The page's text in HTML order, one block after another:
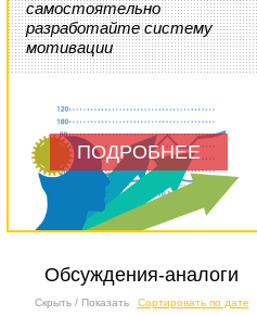
самостоятельно
разработайте систему
мотивации
ПОДРОБНЕЕ
Обсуждения-аналоги
Скрыть / Показать Сортировать по дате